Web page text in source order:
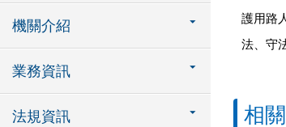
機關介紹
業務資訊
法規資訊
護用路
法、守
相